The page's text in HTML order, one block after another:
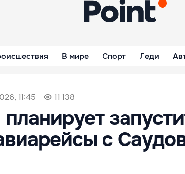
В мире Спорт Леди
11:45 11 138
с